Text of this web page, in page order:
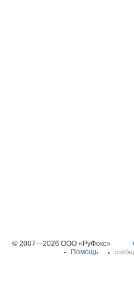
© 2007—2026 ООО «РуФокс»
Помощь